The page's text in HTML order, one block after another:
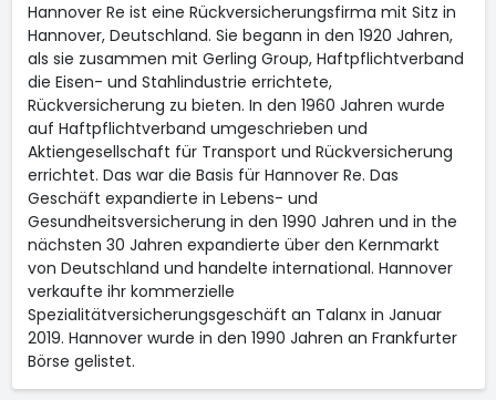
Hannover Re ist eine Rückversicherungsfirma mit Sitz in
Hannover, Deutschland. Sie begann in den 1920 Jahren,
als sie zusammen mit Gerling Group, Haftpflichtverband
die Eisen- und Stahlindustrie errichtete,
Rückversicherung zu bieten. In den 1960 Jahren wurde
auf Haftpflichtverband umgeschrieben und
Aktiengesellschaft für Transport und Rückversicherung
errichtet. Das war die Basis für Hannover Re. Das
Geschäft expandierte in Lebens- und
Gesundheitsversicherung in den 1990 Jahren und in the
nächsten 30 Jahren expandierte über den Kernmarkt
von Deutschland und handelte international. Hannover
verkaufte ihr kommerzielle
Spezialitätversicherungsgeschäft an Talanx in Januar
2019. Hannover wurde in den 1990 Jahren an Frankfurter
Börse gelistet.